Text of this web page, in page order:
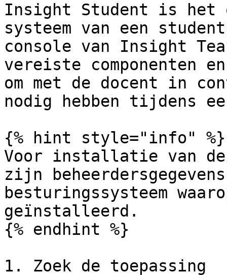
Insight Student is het
systeem van een
console van Insight
vereiste componenten
om met de docent in
nodig hebben tijdens
{% hint style="info" %}
Voor installatie van
zijn
besturingssysteem
geïnstalleerd.
{% endhint %}
1. Zoek de toepassing